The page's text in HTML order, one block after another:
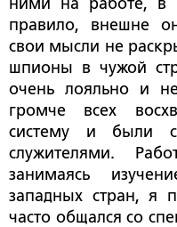
правило, внешне
свои мысли не
шпионы в чужой
очень лояльно и
громче всех
систему и были
служителями.
занимаясь
западных стран, я
часто общался со